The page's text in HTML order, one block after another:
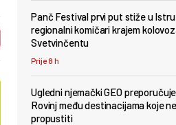
Panč Festival prvi put stiže u
regionalni komičari krajem
Svetvinčentu
Prije 8 h
Ugledni njemački GEO
Rovinj među destinacijama koje
propustiti